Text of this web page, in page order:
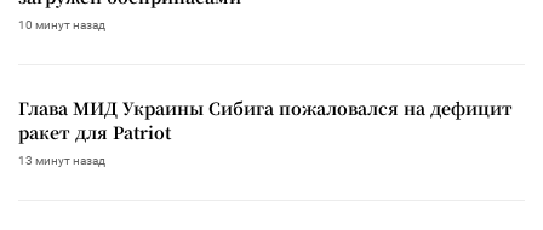
10 минут назад
Глава МИД Украины Сибига пожаловался на дефицит
ракет для Patriot
13 минут назад